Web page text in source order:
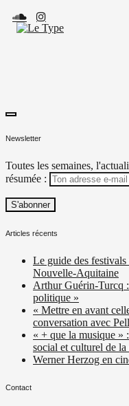
Skip
to
content
toggle
sidebar
Newsletter
Toutes les semaines,
résumée :
Articles récents
Le guide des
Nouvelle-Aquitaine
Arthur Guérin-Turcq
politique »
« Mettre en avant
conversation avec
« + que la musique »
social et culturel de la
Werner Herzog en
Contact